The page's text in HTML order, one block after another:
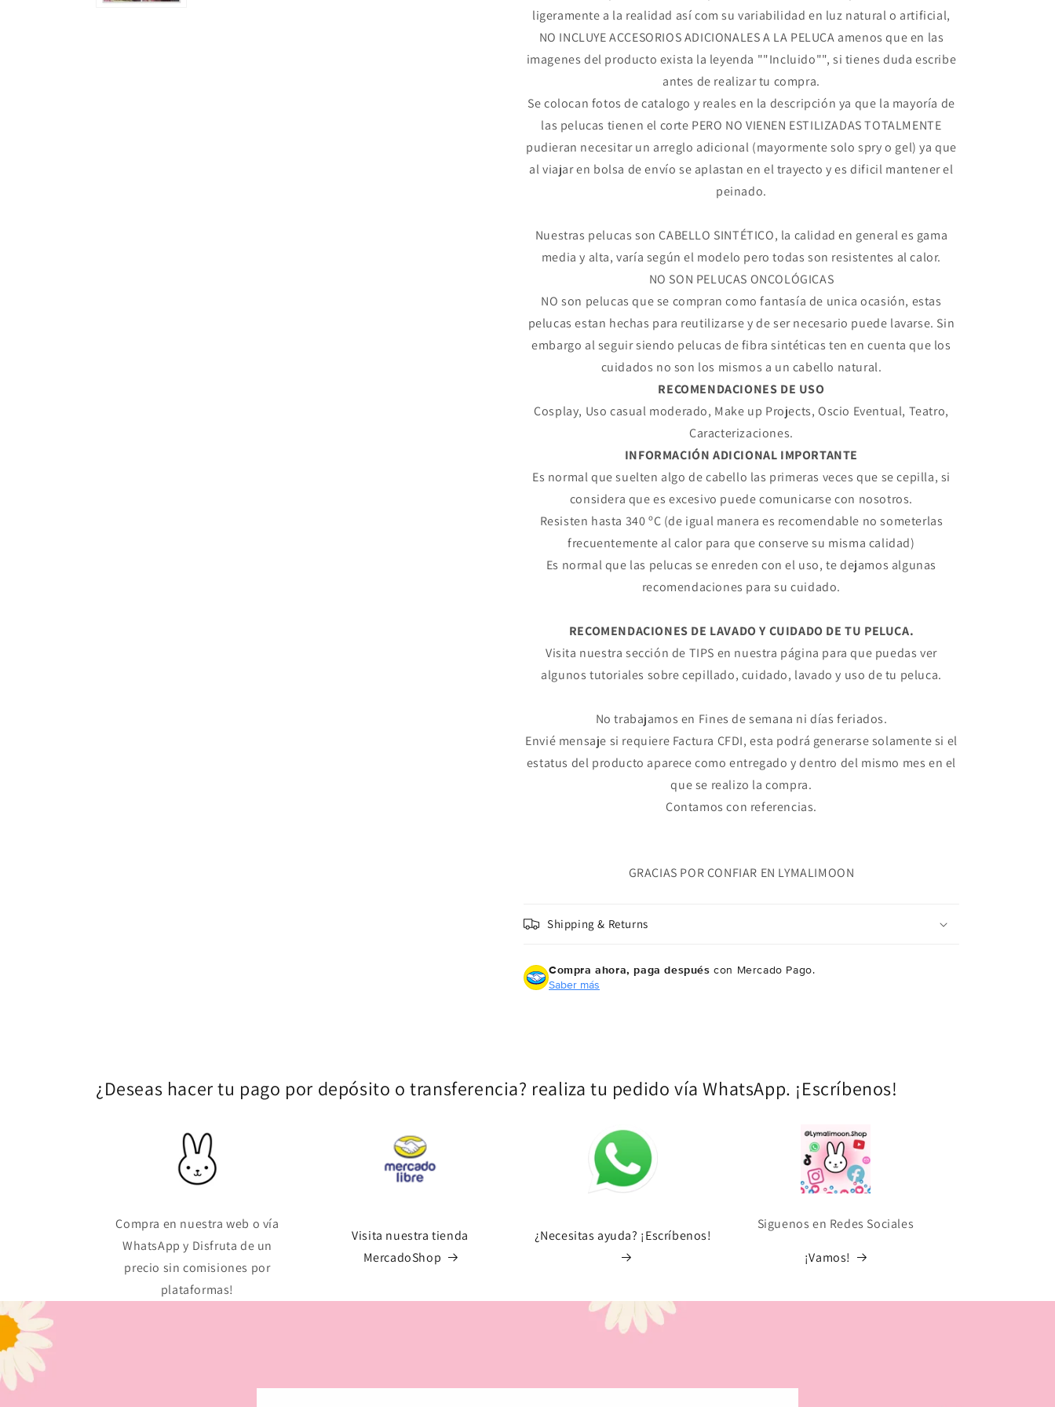
ligeramente a la realidad así com su variabilidad en luz natural o artificial,
NO INCLUYE ACCESORIOS ADICIONALES A LA PELUCA amenos que en las
imagenes del producto exista la leyenda ""Incluido"", si tienes duda escribe
antes de realizar tu compra.
Se colocan fotos de catalogo y reales en la descripción ya que la mayoría de
las pelucas tienen el corte PERO NO VIENEN ESTILIZADAS TOTALMENTE
pudieran necesitar un arreglo adicional (mayormente solo spry o gel) ya que
al viajar en bolsa de envío se aplastan en el trayecto y es dificil mantener el
peinado.
Nuestras pelucas son CABELLO SINTÉTICO, la calidad en general es gama
media y alta, varía según el modelo pero todas son resistentes al calor.
NO SON PELUCAS ONCOLÓGICAS
NO son pelucas que se compran como fantasía de unica ocasión, estas
pelucas estan hechas para reutilizarse y de ser necesario puede lavarse. Sin
embargo al seguir siendo pelucas de fibra sintéticas ten en cuenta que los
cuidados no son los mismos a un cabello natural.
RECOMENDACIONES DE USO
Cosplay, Uso casual moderado, Make up Projects, Oscio Eventual, Teatro,
Caracterizaciones.
INFORMACIÓN ADICIONAL IMPORTANTE
Es normal que suelten algo de cabello las primeras veces que se cepilla, si
considera que es excesivo puede comunicarse con nosotros.
Resisten hasta 340 ºC (de igual manera es recomendable no someterlas
frecuentemente al calor para que conserve su misma calidad)
Es normal que las pelucas se enreden con el uso, te dejamos algunas
recomendaciones para su cuidado.
RECOMENDACIONES DE LAVADO Y CUIDADO DE TU PELUCA.
Visita nuestra sección de TIPS en nuestra página para que puedas ver
algunos tutoriales sobre cepillado, cuidado, lavado y uso de tu peluca.
No trabajamos en Fines de semana ni días feriados.
Envié mensaje si requiere Factura CFDI, esta podrá generarse solamente si el
estatus del producto aparece como entregado y dentro del mismo mes en el
que se realizo la compra.
Contamos con referencias.
GRACIAS POR CONFIAR EN LYMALIMOON
Shipping & Returns
Compra ahora, paga después con Mercado Pago.
Saber más
¿Deseas hacer tu pago por depósito o transferencia? realiza tu pedido vía WhatsApp. ¡Escríbenos!
Compra en nuestra web o vía
WhatsApp y Disfruta de un
precio sin comisiones por
plataformas!
Visita nuestra tienda
MercadoShop
¿Necesitas ayuda? ¡Escríbenos!
Siguenos en Redes Sociales
¡Vamos!
tarjeta de crédito
Agrega tu producto al carrito yelige pagar con
con saldo disponible, débito u